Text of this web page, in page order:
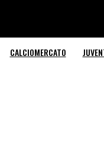
CALCIOMERCATO